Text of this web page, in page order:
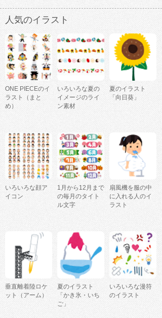
人気のイラスト
ONE PIECEのイ
ラスト（まと
め）
いろいろな夏の
イメージのライ
ン素材
夏のイラスト
「向日葵」
いろいろな顔ア
イコン
1月から12月まで
の毎月のタイト
ル文字
扇風機を服の中
に入れる人のイ
ラスト
垂直離着陸ロケ
ット（アーム）
夏のイラスト
「かき氷・いち
ご」
いろいろな漫符
のイラスト